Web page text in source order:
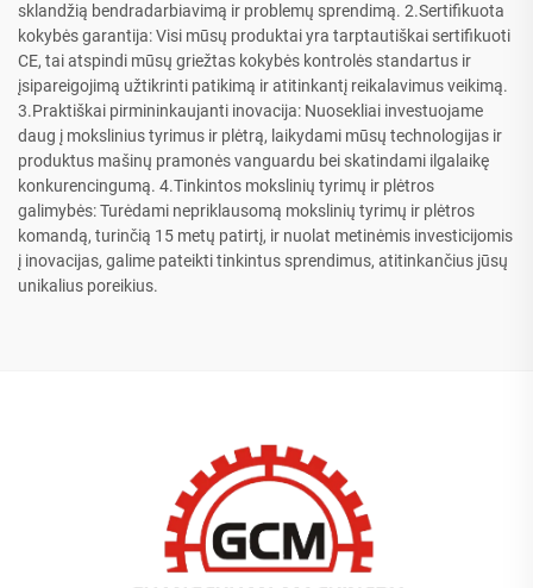
sklandžią bendradarbiavimą ir problemų sprendimą. 2.Sertifikuota
kokybės garantija: Visi mūsų produktai yra tarptautiškai sertifikuoti
CE, tai atspindi mūsų griežtas kokybės kontrolės standartus ir
įsipareigojimą užtikrinti patikimą ir atitinkantį reikalavimus veikimą.
3.Praktiškai pirmininkaujanti inovacija: Nuosekliai investuojame
daug į mokslinius tyrimus ir plėtrą, laikydami mūsų technologijas ir
produktus mašinų pramonės vanguardu bei skatindami ilgalaikę
konkurencingumą. 4.Tinkintos mokslinių tyrimų ir plėtros
galimybės: Turėdami nepriklausomą mokslinių tyrimų ir plėtros
komandą, turinčią 15 metų patirtį, ir nuolat metinėmis investicijomis
į inovacijas, galime pateikti tinkintus sprendimus, atitinkančius jūsų
unikalius poreikius.